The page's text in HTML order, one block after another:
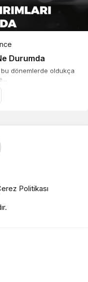
Durumda
bu dönemlerde oldukça
Politikası